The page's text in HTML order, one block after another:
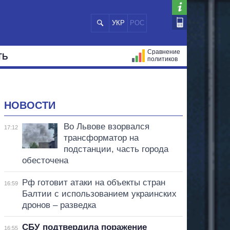
УКР РОС
Сравнение
политиков
НОВОСТИ
17:12
Во Львове взорвался
трансформатор на
подстанции, часть города
обесточена
16:59
Рф готовит атаки на объекты стран
Балтии с использованием украинских
дронов – разведка
16:55
СБУ подтвердила поражение